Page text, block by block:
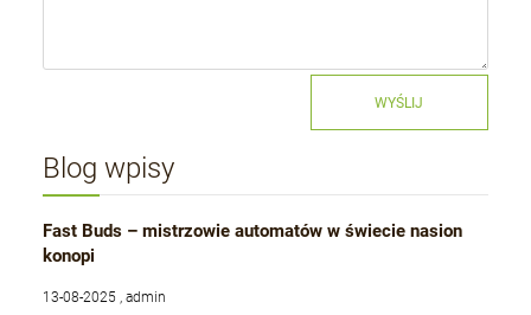
WYŚLIJ
Blog wpisy
Fast Buds – mistrzowie automatów w świecie nasion
konopi
13-08-2025 , admin